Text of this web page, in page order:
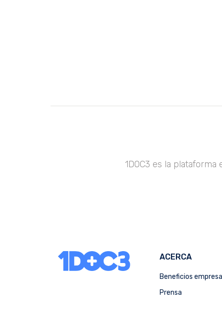
1DOC3 es la
ACERCA
Beneficios
Prensa